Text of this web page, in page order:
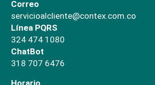
Correo
servicioalcliente@contex.com.co
Línea PQRS
324 474 1080
ChatBot
318 707 6476
Horario